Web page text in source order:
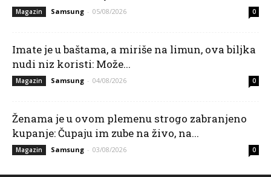
Magazin Samsung - 05/08/2026 0
Imate je u baštama, a miriše na limun, ova biljka
nudi niz koristi: Može...
Magazin Samsung - 04/08/2026 0
Ženama je u ovom plemenu strogo zabranjeno
kupanje: Čupaju im zube na živo, na...
Magazin Samsung - 03/08/2026 0